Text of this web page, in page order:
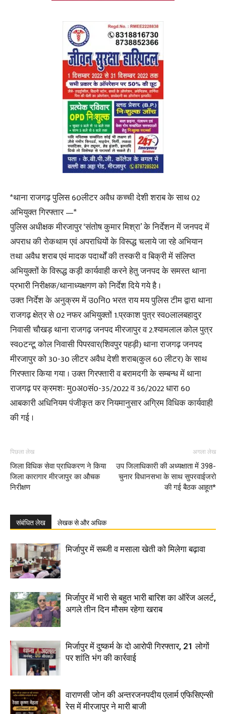
*थाना राजगढ़ पुलिस 60लीटर अवैध कच्ची देशी शराब के साथ 02
अभियुक्त गिरफ्तार —*
पुलिस अधीक्षक मीरजापुर ‘संतोष कुमार मिश्रा’ के निर्देशन में जनपद में
अपराध की रोकथाम एवं अपराधियों के विरूद्ध चलाये जा रहे अभियान
तथा अवैध शराब एवं मादक पदार्थों की तस्करी व बिक्री में संलिप्त
अभियुक्तों के विरूद्ध कड़ी कार्यवाही करने हेतु जनपद के समस्त थाना
प्रभारी निरीक्षक/थानाध्यक्षगण को निर्देश दिये गये है ।
उक्त निर्देश के अनुक्रम में उ0नि0 भरत राय मय पुलिस टीम द्वारा थाना
राजगढ़ क्षेत्र से 02 नफर अभियुक्तों 1.प्रकाश पुत्र स्व0लालबहादुर
निवासी चौखड़ थाना राजगढ़ जनपद मीरजापुर व 2.श्यामलाल कोल पुत्र
स्व0टन्टू कोल निवासी पिपरवार(शिवपुर पहड़ी) थाना राजगढ़ जनपद
मीरजापुर को 30-30 लीटर अवैध देशी शराब(कुल 60 लीटर) के साथ
गिरफ्तार किया गया । उक्त गिरफ्तारी व बरामदगी के सम्बन्ध में थाना
राजगढ़ पर क्रमशः मु0अ0सं0-35/2022 व 36/2022 धारा 60
आबकारी अधिनियम पंजीकृत कर नियमानुसार अग्रिम विधिक कार्यवाही
की गई ।
पिछला लेख
जिला विधिक सेवा प्राधिकरण ने किया
जिला कारागार मीरजापुर का औचक
निरीक्षण
अगला लेख
उप जिलाधिकारी की अध्यक्षाता में 398-
चुनार विधानसभा के साथ सुपरवाईजरो
की गई बैठक आहूत*
संबंधित लेख लेखक से और अधिक
मिर्जापुर में सब्जी व मसाला खेती को मिलेगा बढ़ावा
मिर्जापुर में भारी से बहुत भारी बारिश का ऑरेंज अलर्ट,
अगले तीन दिन मौसम रहेगा खराब
मिर्जापुर में दुष्कर्म के दो आरोपी गिरफ्तार, 21 लोगों
पर शांति भंग की कार्रवाई
वाराणसी जोन की अन्तरजनपदीय एलार्म एफिसिएन्सी
रेस में मीरजापुर ने मारी बाजी